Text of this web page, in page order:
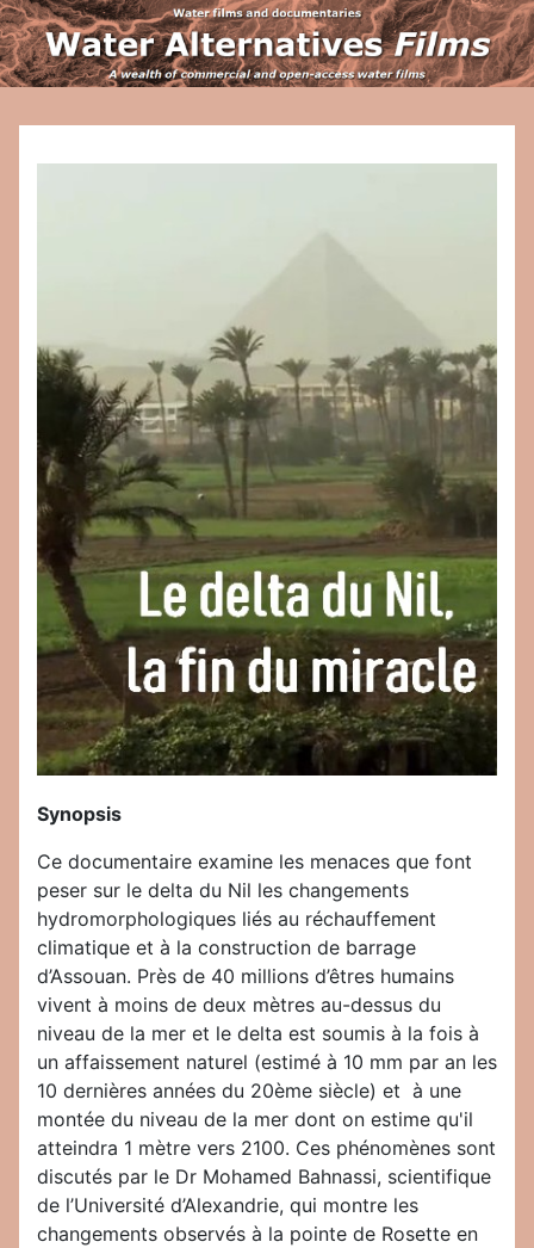
Synopsis
Ce documentaire examine les menaces que font
peser sur le delta du Nil les changements
hydromorphologiques liés au réchauffement
climatique et à la construction de barrage
d’Assouan. Près de 40 millions d’êtres humains
vivent à moins de deux mètres au-dessus du
niveau de la mer et le delta est soumis à la fois à
un affaissement naturel (estimé à 10 mm par an les
10 dernières années du 20ème siècle) et à une
montée du niveau de la mer dont on estime qu'il
atteindra 1 mètre vers 2100. Ces phénomènes sont
discutés par le Dr Mohamed Bahnassi, scientifique
de l’Université d’Alexandrie, qui montre les
changements observés à la pointe de Rosette en